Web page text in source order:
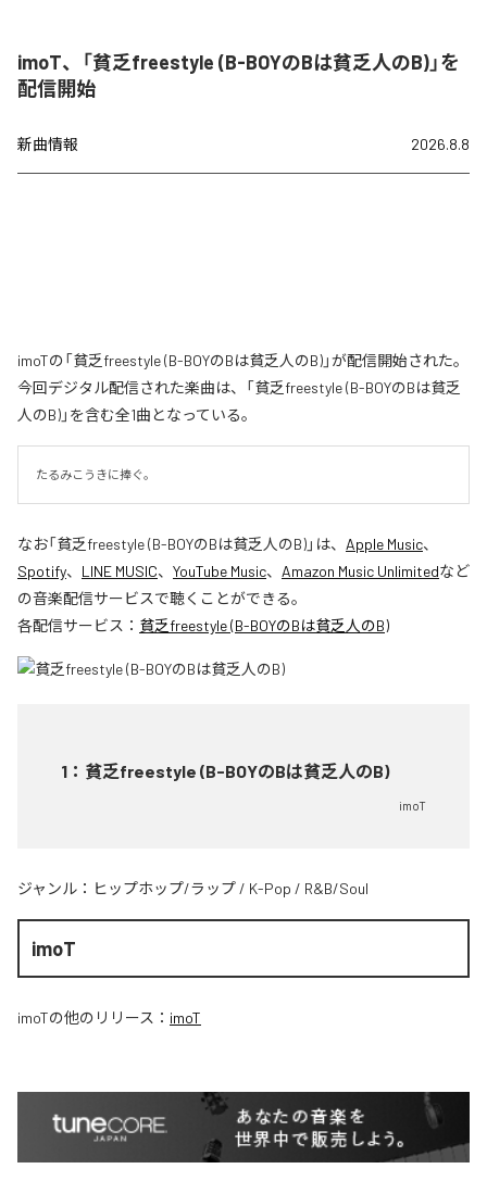
imoT、「貧乏freestyle (B-BOYのBは貧乏人のB)」を
配信開始
新曲情報 2026.8.8
imoTの「貧乏freestyle (B-BOYのBは貧乏人のB)」が配信開始された。
今回デジタル配信された楽曲は、「貧乏freestyle (B-BOYのBは貧乏
人のB)」を含む全1曲となっている。
たるみこうきに捧ぐ。
なお「貧乏freestyle (B-BOYのBは貧乏人のB)」は、 Apple Music、
Spotify、 LINE MUSIC、 YouTube Music、 Amazon Music Unlimitedなど
の音楽配信サービスで聴くことができる。
各配信サービス： 貧乏freestyle (B-BOYのBは貧乏人のB)
1 ： 貧乏freestyle (B-BOYのBは貧乏人のB)
imoT
ジャンル： ヒップホップ/ラップ / K-Pop / R&B/Soul
imoT
imoTの他のリリース： imoT